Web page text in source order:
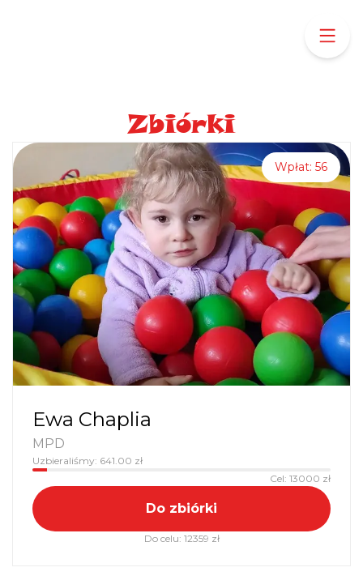
Zbiórki
Wpłat: 56
Ewa Chaplia
MPD
Uzbieraliśmy: 641.00 zł
Cel: 13000 zł
Do zbiórki
Do celu: 12359 zł